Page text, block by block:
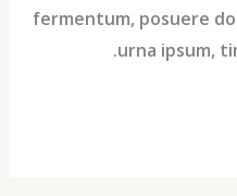
fermentum,
urna